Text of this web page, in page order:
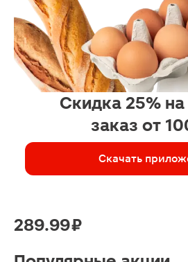
Скидка 25%
заказ от
Скачать
289.99 ₽